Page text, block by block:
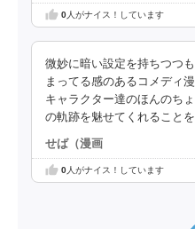
0人がナイス！しています
微妙に暗い設定を持ちつつ
まってる感のあるコメディ
キャラクター達のほんのち
の軌跡を魅せてくれることを
せば（漫画
0人がナイス！しています